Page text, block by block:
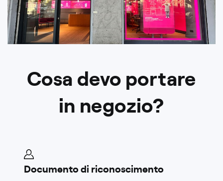
Cosa devo portare
in negozio?
Documento di riconoscimento